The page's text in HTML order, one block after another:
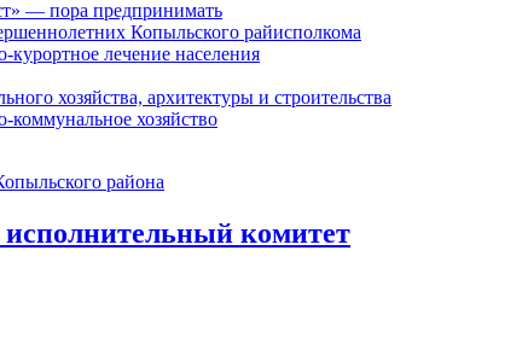
— пора предпринимать
Копыльского райисполкома
курортное лечение населения
хозяйства, архитектуры и строительства
хозяйство
комитет